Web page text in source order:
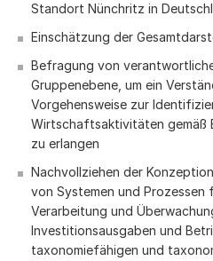
Standort Nünchritz in
Einschätzung der
Befragung von
Gruppenebene, um ein
Vorgehensweise zur
Wirtschaftsaktivitäten gemäß
zu erlangen
Nachvollziehen der
von Systemen und Prozessen
Verarbeitung und
Investitionsausgaben und
taxonomiefähigen und